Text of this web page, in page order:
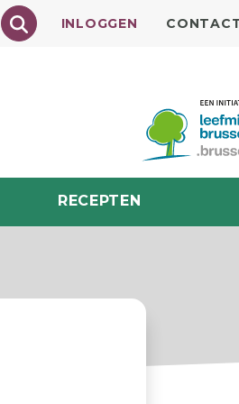
Texte à rechercher
INLOGGEN
RECEPTEN